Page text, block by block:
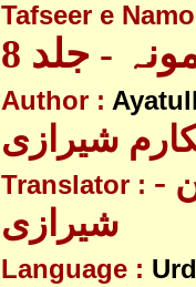
Tafseer e
- جلد 8
Author :
شیرازی
Translator : - مولانا سید صفدر حسین
شیرازی
Language :